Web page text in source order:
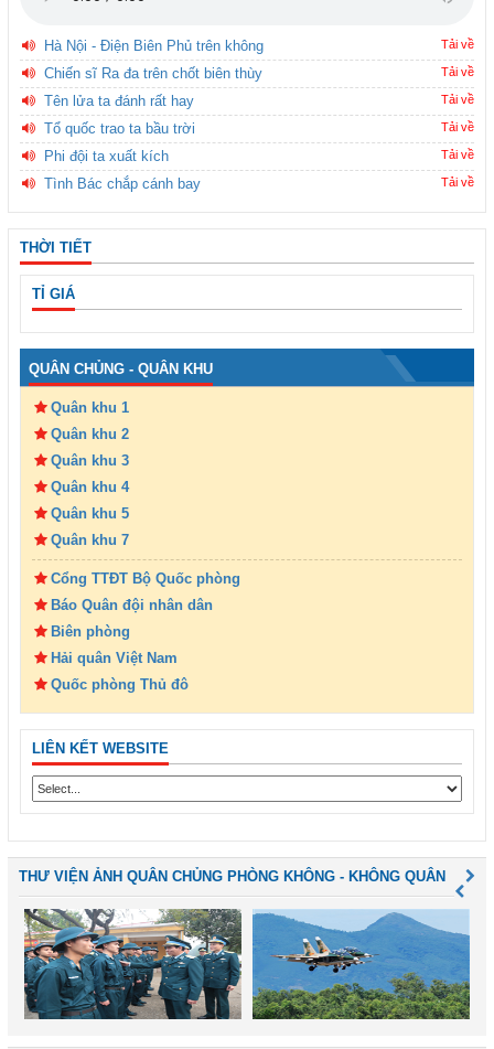
Hà Nội - Điện Biên Phủ trên không Tải về
Chiến sĩ Ra đa trên chốt biên thùy Tải về
Tên lửa ta đánh rất hay Tải về
Tổ quốc trao ta bầu trời Tải về
Phi đội ta xuất kích Tải về
Tình Bác chắp cánh bay Tải về
THỜI TIẾT
TỈ GIÁ
QUÂN CHỦNG - QUÂN KHU
Quân khu 1
Quân khu 2
Quân khu 3
Quân khu 4
Quân khu 5
Quân khu 7
Cổng TTĐT Bộ Quốc phòng
Báo Quân đội nhân dân
Biên phòng
Hải quân Việt Nam
Quốc phòng Thủ đô
LIÊN KẾT WEBSITE
THƯ VIỆN ẢNH QUÂN CHỦNG PHÒNG KHÔNG - KHÔNG QUÂN